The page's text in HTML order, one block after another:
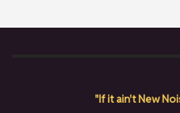
"If it ain't New